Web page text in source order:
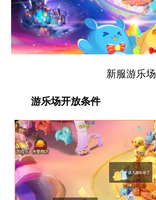
新服游乐场
游乐场开放条件